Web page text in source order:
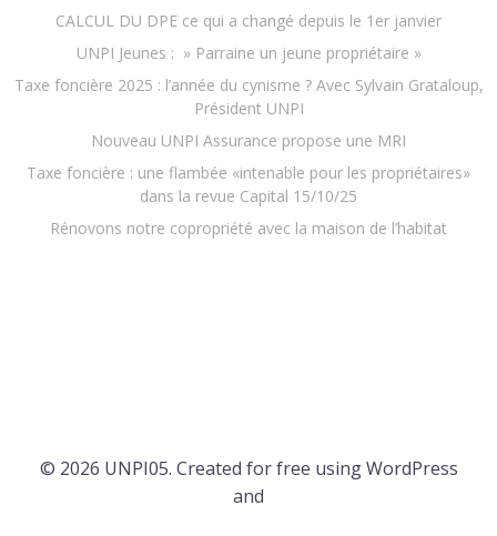
CALCUL DU DPE ce qui a changé depuis le 1er janvier
UNPI Jeunes : » Parraine un jeune propriétaire »
Taxe foncière 2025 : l’année du cynisme ? Avec Sylvain Grataloup,
Président UNPI
Nouveau UNPI Assurance propose une MRI
Taxe foncière : une flambée «intenable pour les propriétaires»
dans la revue Capital 15/10/25
Rénovons notre copropriété avec la maison de l’habitat
© 2026 UNPI05. Created for free using WordPress
and